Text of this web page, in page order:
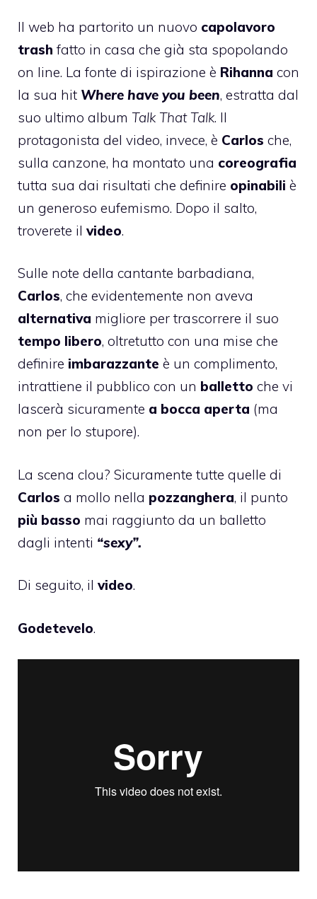
Il web ha partorito un nuovo capolavoro
trash fatto in casa che già sta spopolando
on line. La fonte di ispirazione è Rihanna con
la sua hit Where have you been, estratta dal
suo ultimo album Talk That Talk. Il
protagonista del video, invece, è Carlos che,
sulla canzone, ha montato una coreografia
tutta sua dai risultati che definire opinabili è
un generoso eufemismo. Dopo il salto,
troverete il video.
Sulle note della cantante barbadiana,
Carlos, che evidentemente non aveva
alternativa migliore per trascorrere il suo
tempo libero, oltretutto con una mise che
definire imbarazzante è un complimento,
intrattiene il pubblico con un balletto che vi
lascerà sicuramente a bocca aperta (ma
non per lo stupore).
La scena clou? Sicuramente tutte quelle di
Carlos a mollo nella pozzanghera, il punto
più basso mai raggiunto da un balletto
dagli intenti “sexy”.
Di seguito, il video.
Godetevelo.